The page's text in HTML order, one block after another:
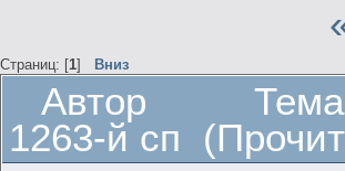
Страниц: [1] Вниз
Автор
1263-й сп